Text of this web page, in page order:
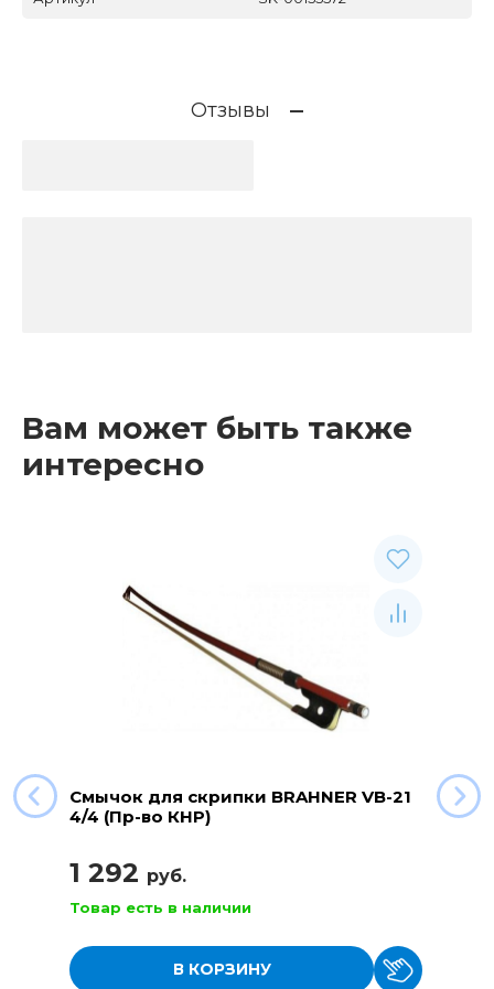
Отзывы
Вам может быть также
интересно
Смычок для скрипки BRAHNER VB-21
4/4 (Пр-во КНР)
1 292 руб.
Товар есть в наличии
В КОРЗИНУ